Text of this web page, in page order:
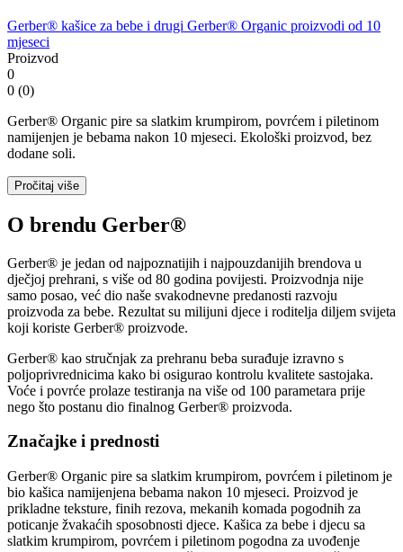
Gerber® kašice za bebe i drugi Gerber® Organic proizvodi od 10
mjeseci
Proizvod
0
0 (0)
Gerber® Organic pire sa slatkim krumpirom, povrćem i piletinom
namijenjen je bebama nakon 10 mjeseci. Ekološki proizvod, bez
dodane soli.
Pročitaj više
O brendu Gerber®
Gerber® je jedan od najpoznatijih i najpouzdanijih brendova u
dječjoj prehrani, s više od 80 godina povijesti. Proizvodnja nije
samo posao, već dio naše svakodnevne predanosti razvoju
proizvoda za bebe. Rezultat su milijuni djece i roditelja diljem svijeta
koji koriste Gerber® proizvode.
Gerber® kao stručnjak za prehranu beba surađuje izravno s
poljoprivrednicima kako bi osigurao kontrolu kvalitete sastojaka.
Voće i povrće prolaze testiranja na više od 100 parametara prije
nego što postanu dio finalnog Gerber® proizvoda.
Značajke i prednosti
Gerber® Organic pire sa slatkim krumpirom, povrćem i piletinom je
bio kašica namijenjena bebama nakon 10 mjeseci. Proizvod je
prikladne teksture, finih rezova, mekanih komada pogodnih za
poticanje žvakaćih sposobnosti djece. Kašica za bebe i djecu sa
slatkim krumpirom, povrćem i piletinom pogodna za uvođenje